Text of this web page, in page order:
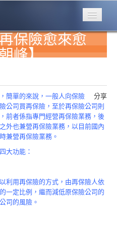
保險愈來愈
峰】
分享
簡單的來說，一般人向保險
公司買再保險，至於再保險公司則
前者係指專門經營再保險業務，後
外也兼營再保險業務，以目前國內
兼營再保險業務。
大功能：
利用再保險的方式，由再保險人依
一定比例，繼而減低原保險公司的
司的風險。